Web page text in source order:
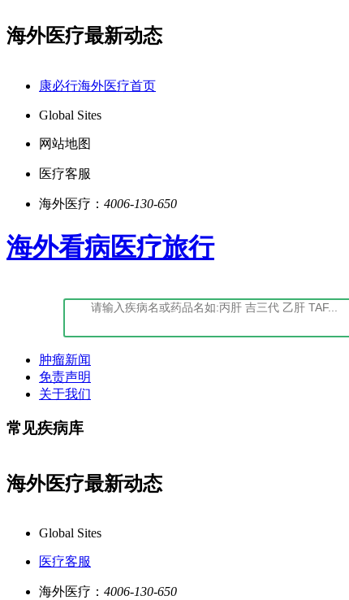
海外医疗最新动态
康必行海外医疗首页
Global Sites
网站地图
医疗客服
海外医疗： 4006-130-650
海外看病医疗旅行
肿瘤新闻
免责声明
关于我们
常见疾病库
海外医疗最新动态
Global Sites
医疗客服
海外医疗： 4006-130-650